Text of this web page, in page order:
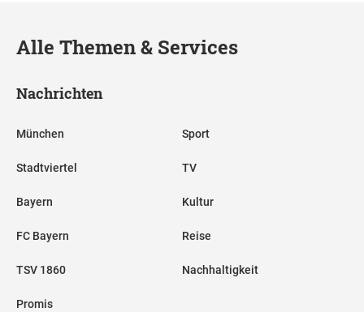
Alle Themen & Services
Nachrichten
München
Stadtviertel
Bayern
FC Bayern
TSV 1860
Promis
Sport
TV
Kultur
Reise
Nachhaltigkeit